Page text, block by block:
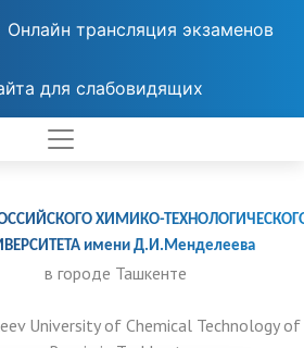
Онлайн трансляция экзаменов
для слабовидящих
ХИМИКО-
имени Д.И.Менделеева
в городе Ташкенте
University of Chemical Technology of